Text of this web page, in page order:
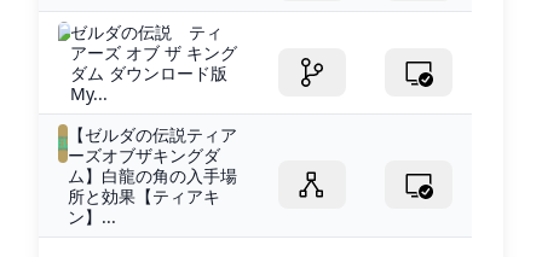
ゼルダの伝説 ティ
アーズ オブ ザ キング
ダム ダウンロード版
My...
【ゼルダの伝説ティア
ーズオブザキングダ
ム】白龍の角の入手場
所と効果【ティアキ
ン】...